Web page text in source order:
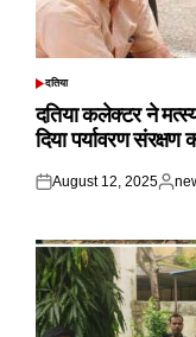
POSTED
दतिया
दतिया कलेक्टर ने मत्स्य
दिया पर्यावरण
Posted
August 12, 2025